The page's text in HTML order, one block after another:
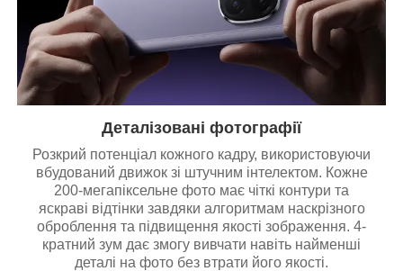
Деталізовані фотографії
Розкрий потенціал кожного кадру, використовуючи
вбудований движок зі штучним інтелектом. Кожне
200-мегапіксельне фото має чіткі контури та
яскраві відтінки завдяки алгоритмам наскрізного
оброблення та підвищення якості зображення. 4-
кратний зум дає змогу вивчати навіть найменші
деталі на фото без втрати його якості.